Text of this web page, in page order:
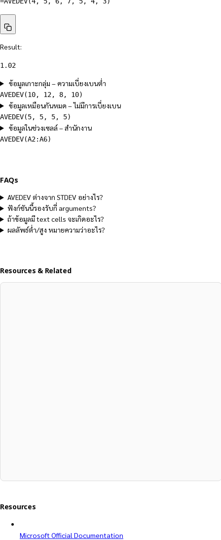
Result:
1.02
ข้อมูลเกาะกลุ่ม – ความเบี่ยงเบนต่ำ
AVEDEV(10, 12, 8, 10)
ข้อมูลเหมือนกันหมด – ไม่มีการเบี่ยงเบน
AVEDEV(5, 5, 5, 5)
ข้อมูลในช่วงเซลล์ – สำนักงาน
AVEDEV(A2:A6)
FAQs
AVEDEV ต่างจาก STDEV อย่างไร?
ฟังก์ชันนี้รองรับกี่ arguments?
ถ้าข้อมูลมี text cells จะเกิดอะไร?
ผลลัพธ์ต่ำ/สูง หมายความว่าอะไร?
Resources & Related
Resources
Microsoft Official Documentation